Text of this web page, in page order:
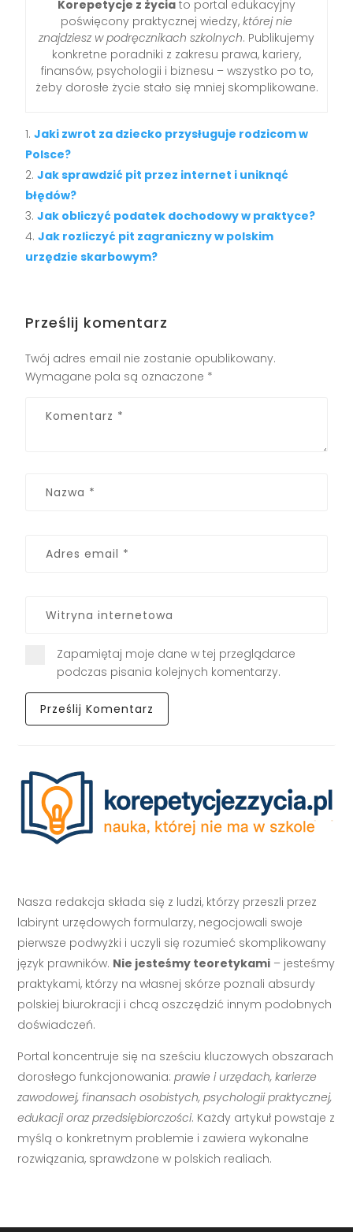
Korepetycje z życia to portal edukacyjny
poświęcony praktycznej wiedzy, której nie
znajdziesz w podręcznikach szkolnych. Publikujemy
konkretne poradniki z zakresu prawa, kariery,
finansów, psychologii i biznesu – wszystko po to,
żeby dorosłe życie stało się mniej skomplikowane.
Jaki zwrot za dziecko przysługuje rodzicom w
Polsce?
Jak sprawdzić pit przez internet i uniknąć
błędów?
Jak obliczyć podatek dochodowy w praktyce?
Jak rozliczyć pit zagraniczny w polskim
urzędzie skarbowym?
Prześlij komentarz
Twój adres email nie zostanie opublikowany.
Wymagane pola są oznaczone *
Zapamiętaj moje dane w tej przeglądarce
podczas pisania kolejnych komentarzy.
Nasza redakcja składa się z ludzi, którzy przeszli przez
labirynt urzędowych formularzy, negocjowali swoje
pierwsze podwyżki i uczyli się rozumieć skomplikowany
język prawników. Nie jesteśmy teoretykami – jesteśmy
praktykami, którzy na własnej skórze poznali absurdy
polskiej biurokracji i chcą oszczędzić innym podobnych
doświadczeń.
Portal koncentruje się na sześciu kluczowych obszarach
dorosłego funkcjonowania:prawie i urzędach, karierze
zawodowej, finansach osobistych, psychologii praktycznej,
edukacji oraz przedsiębiorczości. Każdy artykuł powstaje z
myślą o konkretnym problemie i zawiera wykonalne
rozwiązania, sprawdzone w polskich realiach.